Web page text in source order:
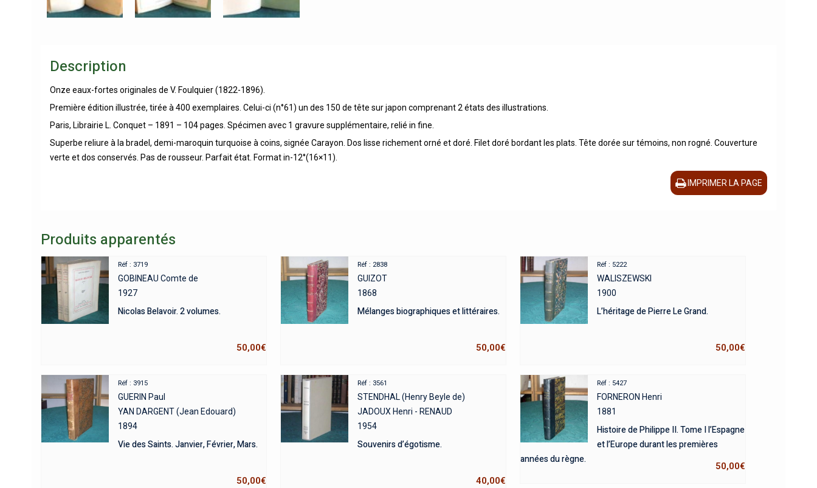
Description
Onze eaux-fortes originales de V. Foulquier (1822-1896).
Première édition illustrée, tirée à 400 exemplaires. Celui-ci (n°61) un des 150 de tête sur japon comprenant 2 états des illustrations.
Paris, Librairie L. Conquet – 1891 – 104 pages. Spécimen avec 1 gravure supplémentaire, relié in fine.
Superbe reliure à la bradel, demi-maroquin turquoise à coins, signée Carayon. Dos lisse richement orné et doré. Filet doré bordant les plats. Tête dorée sur témoins, non rogné. Couverture
verte et dos conservés. Pas de rousseur. Parfait état. Format in-12°(16×11).
IMPRIMER LA PAGE
Produits apparentés
Réf : 3719
GOBINEAU Comte de
1927
Nicolas Belavoir. 2 volumes.
50,00€
Réf : 2838
GUIZOT
1868
Mélanges biographiques et littéraires.
50,00€
Réf : 5222
WALISZEWSKI
1900
L’héritage de Pierre Le Grand.
50,00€
Réf : 3915
GUERIN Paul
YAN DARGENT (Jean Edouard)
1894
Vie des Saints. Janvier, Février, Mars.
50,00€
Réf : 3561
STENDHAL (Henry Beyle de)
JADOUX Henri - RENAUD
1954
Souvenirs d’égotisme.
40,00€
Réf : 5427
FORNERON Henri
1881
Histoire de Philippe II. Tome I l’Espagne
et l’Europe durant les premières
années du règne.
50,00€